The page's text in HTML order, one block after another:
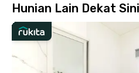
📍Summarecon Mall Kelapa
📍Mall of Indonesia & PT
📍PT Yamaha Indonesia Motor
Fasilitas Rukita Kosku Kelapa
✔️Kamar fully furnished siap huni
Hunian Lain Dekat Sini